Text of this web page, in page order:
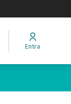
Entra